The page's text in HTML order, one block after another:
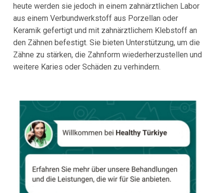
heute werden sie jedoch in einem zahnärztlichen Labor
aus einem Verbundwerkstoff aus Porzellan oder
Keramik gefertigt und mit zahnärztlichem Klebstoff an
den Zähnen befestigt. Sie bieten Unterstützung, um die
Zähne zu stärken, die Zahnform wiederherzustellen und
weitere Karies oder Schäden zu verhindern.